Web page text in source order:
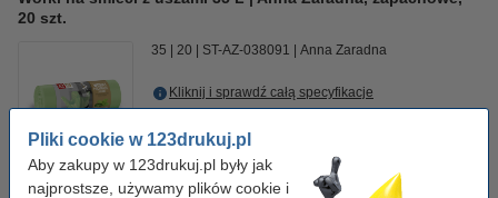
Pliki cookie w 123drukuj.pl
Aby zakupy w 123drukuj.pl były jak
najprostsze, używamy plików cookie i
20 szt.
35 20 ST-AZ-038091 Anna Zaradna
Kliknij i sprawdź całą specyfikacje
8,90 zł
Chwilowy brak towaru